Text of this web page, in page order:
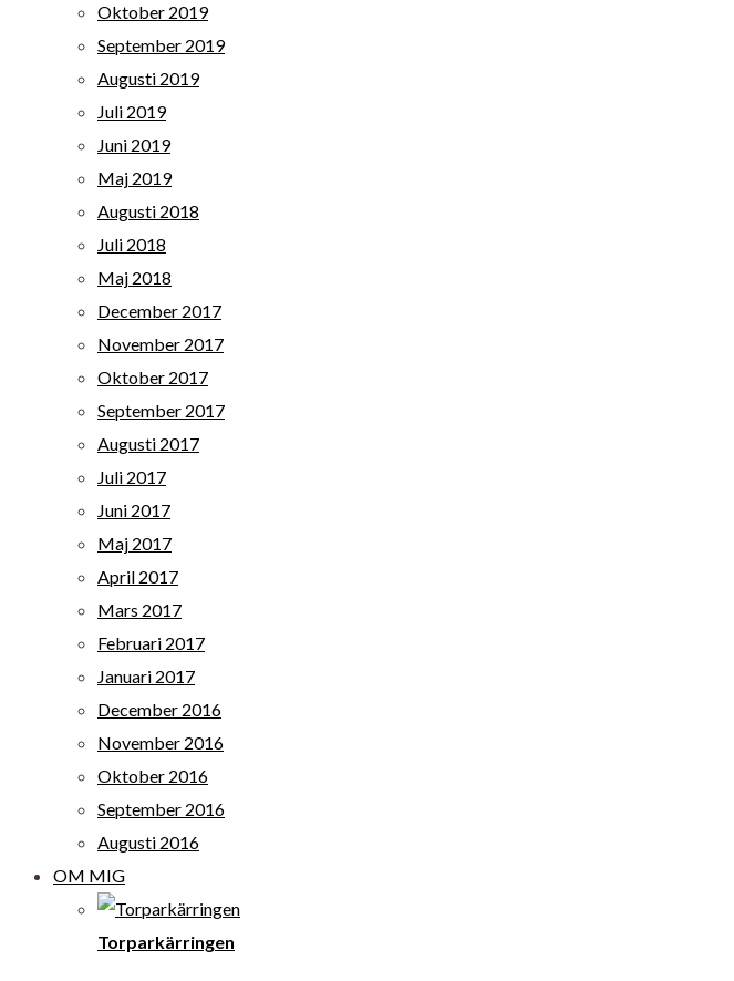
Oktober 2019
September 2019
Augusti 2019
Juli 2019
Juni 2019
Maj 2019
Augusti 2018
Juli 2018
Maj 2018
December 2017
November 2017
Oktober 2017
September 2017
Augusti 2017
Juli 2017
Juni 2017
Maj 2017
April 2017
Mars 2017
Februari 2017
Januari 2017
December 2016
November 2016
Oktober 2016
September 2016
Augusti 2016
OM MIG
Torparkärringen